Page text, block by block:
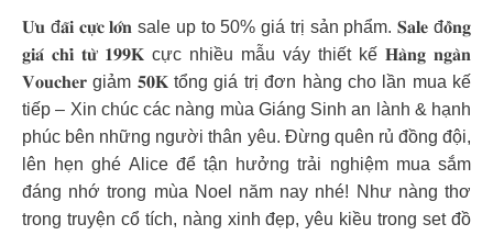
𝐔̛𝐮 đ𝐚̃𝐢 𝐜𝐮̛̣𝐜 𝐥𝐨̛́𝐧 sale up to 50% giá trị sản phẩm. 𝐒𝐚𝐥𝐞 đ𝐨̂̀𝐧𝐠
𝐠𝐢𝐚́ 𝐜𝐡𝐢̉ 𝐭𝐮̛̀ 𝟏𝟗𝟗𝐊 cực nhiều mẫu váy thiết kế 𝐇𝐚̀𝐧𝐠 𝐧𝐠𝐚̀𝐧
𝐕𝐨𝐮𝐜𝐡𝐞𝐫 giảm 𝟓𝟎𝐊 tổng giá trị đơn hàng cho lần mua kế
tiếp – Xin chúc các nàng mùa Giáng Sinh an lành & hạnh
phúc bên những người thân yêu. Đừng quên rủ đồng đội,
lên hẹn ghé Alice để tận hưởng trải nghiệm mua sắm
đáng nhớ trong mùa Noel năm nay nhé! Như nàng thơ
trong truyện cổ tích, nàng xinh đẹp, yêu kiều trong set đồ